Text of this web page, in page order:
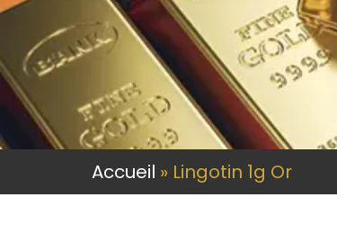
Accueil » Lingotin 1g Or